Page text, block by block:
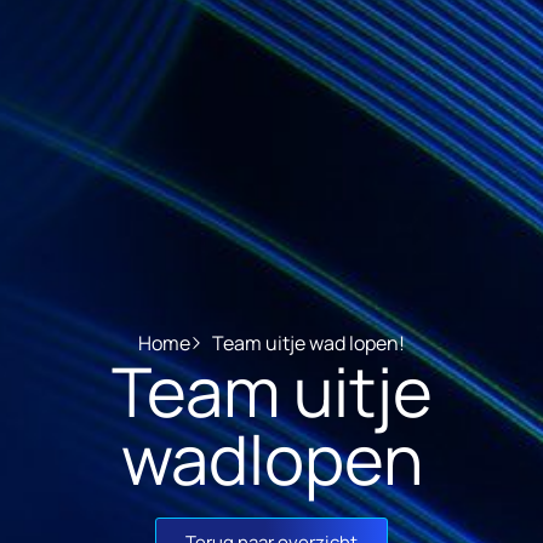
Home Team uitje wad lopen!
Team uitje
wadlopen